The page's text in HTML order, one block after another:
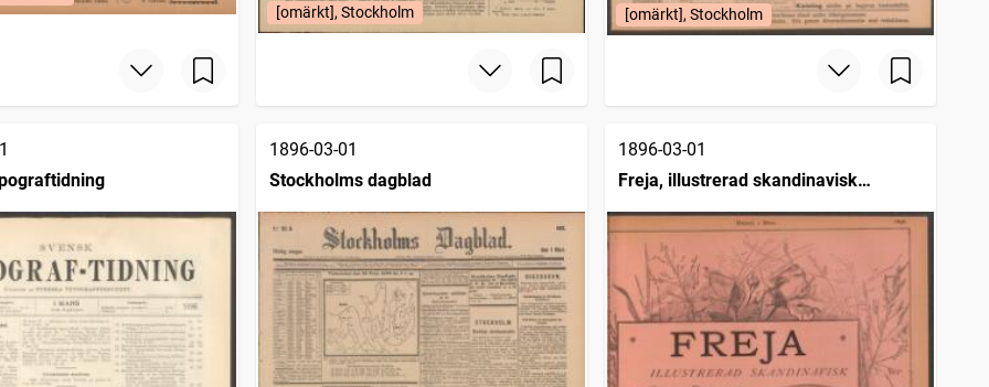
[omärkt], Stockholm [omärkt], Stockholm
1896-03-01
Stockholms dagblad
1896-03-01
Freja, illustrerad skandinavisk
modetidning